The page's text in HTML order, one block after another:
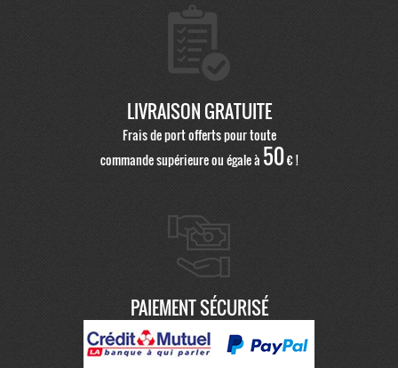
LIVRAISON GRATUITE
Frais de port offerts pour toute
commande supérieure ou égale à 50€ !
PAIEMENT SÉCURISÉ